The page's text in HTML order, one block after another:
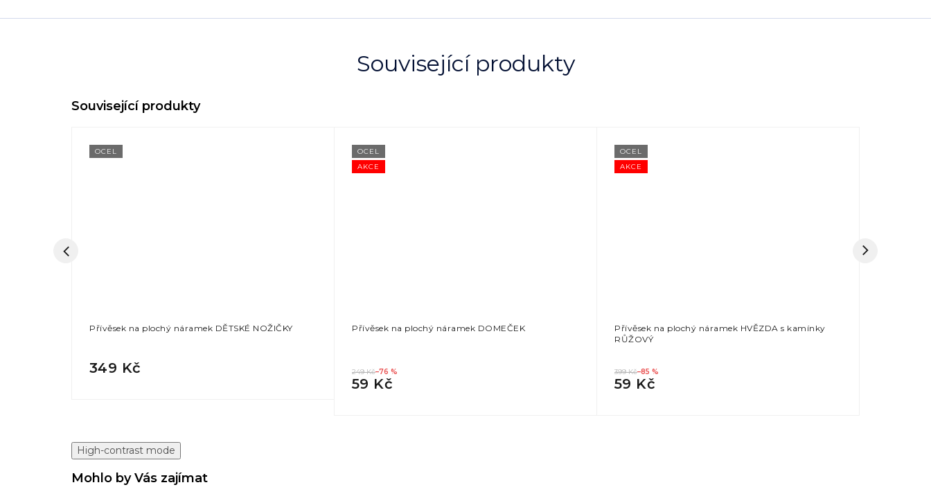
Související produkty
OCEL
Přívěsek na plochý náramek DĚTSKÉ NOŽIČKY
349 Kč
AKCE
OCEL
Přívěsek na plochý náramek DOMEČEK
249 Kč–76 %
59 Kč
AKCE
OCEL
Přívěsek na plochý náramek HVĚZDA s kamínky
RŮŽOVÝ
399 Kč–85 %
59 Kč
High-contrast mode
Mohlo by Vás zajímat